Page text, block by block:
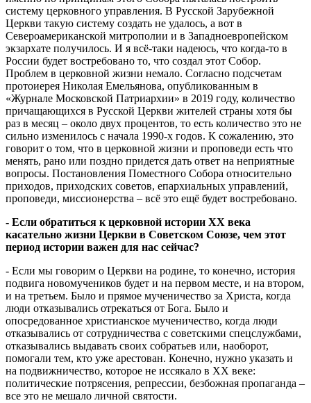
систему церковного управления. В Русской Зарубежной
Церкви такую систему создать не удалось, а вот в
Североамериканской митрополии и в Западноевропейском
экзархате получилось. И я всё-таки надеюсь, что когда-то в
России будет востребовано то, что создал этот Собор.
Проблем в церковной жизни немало. Согласно подсчетам
протоиерея Николая Емельянова, опубликованным в
«Журнале Московской Патриархии» в 2019 году, количество
причащающихся в Русской Церкви жителей страны хотя бы
раз в месяц – около двух процентов, то есть количество это не
сильно изменилось с начала 1990-х годов. К сожалению, это
говорит о том, что в церковной жизни и проповеди есть что
менять, рано или поздно придется дать ответ на неприятные
вопросы. Постановления Поместного Собора относительно
приходов, приходских советов, епархиальных управлений,
проповеди, миссионерства – всё это ещё будет востребовано.
- Если обратиться к церковной истории XX века
касательно жизни Церкви в Советском Союзе, чем этот
период истории важен для нас сейчас?
- Если мы говорим о Церкви на родине, то конечно, история
подвига новомучеников будет и на первом месте, и на втором,
и на третьем. Было и прямое мученичество за Христа, когда
люди отказывались отрекаться от Бога. Было и
опосредованное христианское мученичество, когда люди
отказывались от сотрудничества с советскими спецслужбами,
отказывались выдавать своих собратьев или, наоборот,
помогали тем, кто уже арестован. Конечно, нужно указать и
на подвижничество, которое не иссякало в XX веке:
политические потрясения, репрессии, безбожная пропаганда –
все это не мешало личной святости.